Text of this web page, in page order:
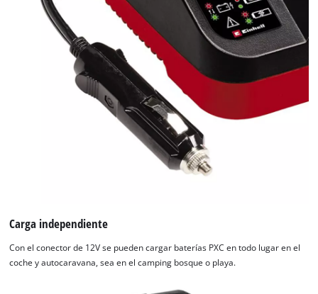
Carga independiente
Con el conector de 12V se pueden cargar baterías PXC en todo lugar en el
coche y autocaravana, sea en el camping bosque o playa.